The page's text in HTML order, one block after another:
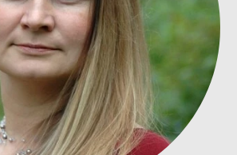
Bill McKibben
Environmentalista, spisovatel,
publicista